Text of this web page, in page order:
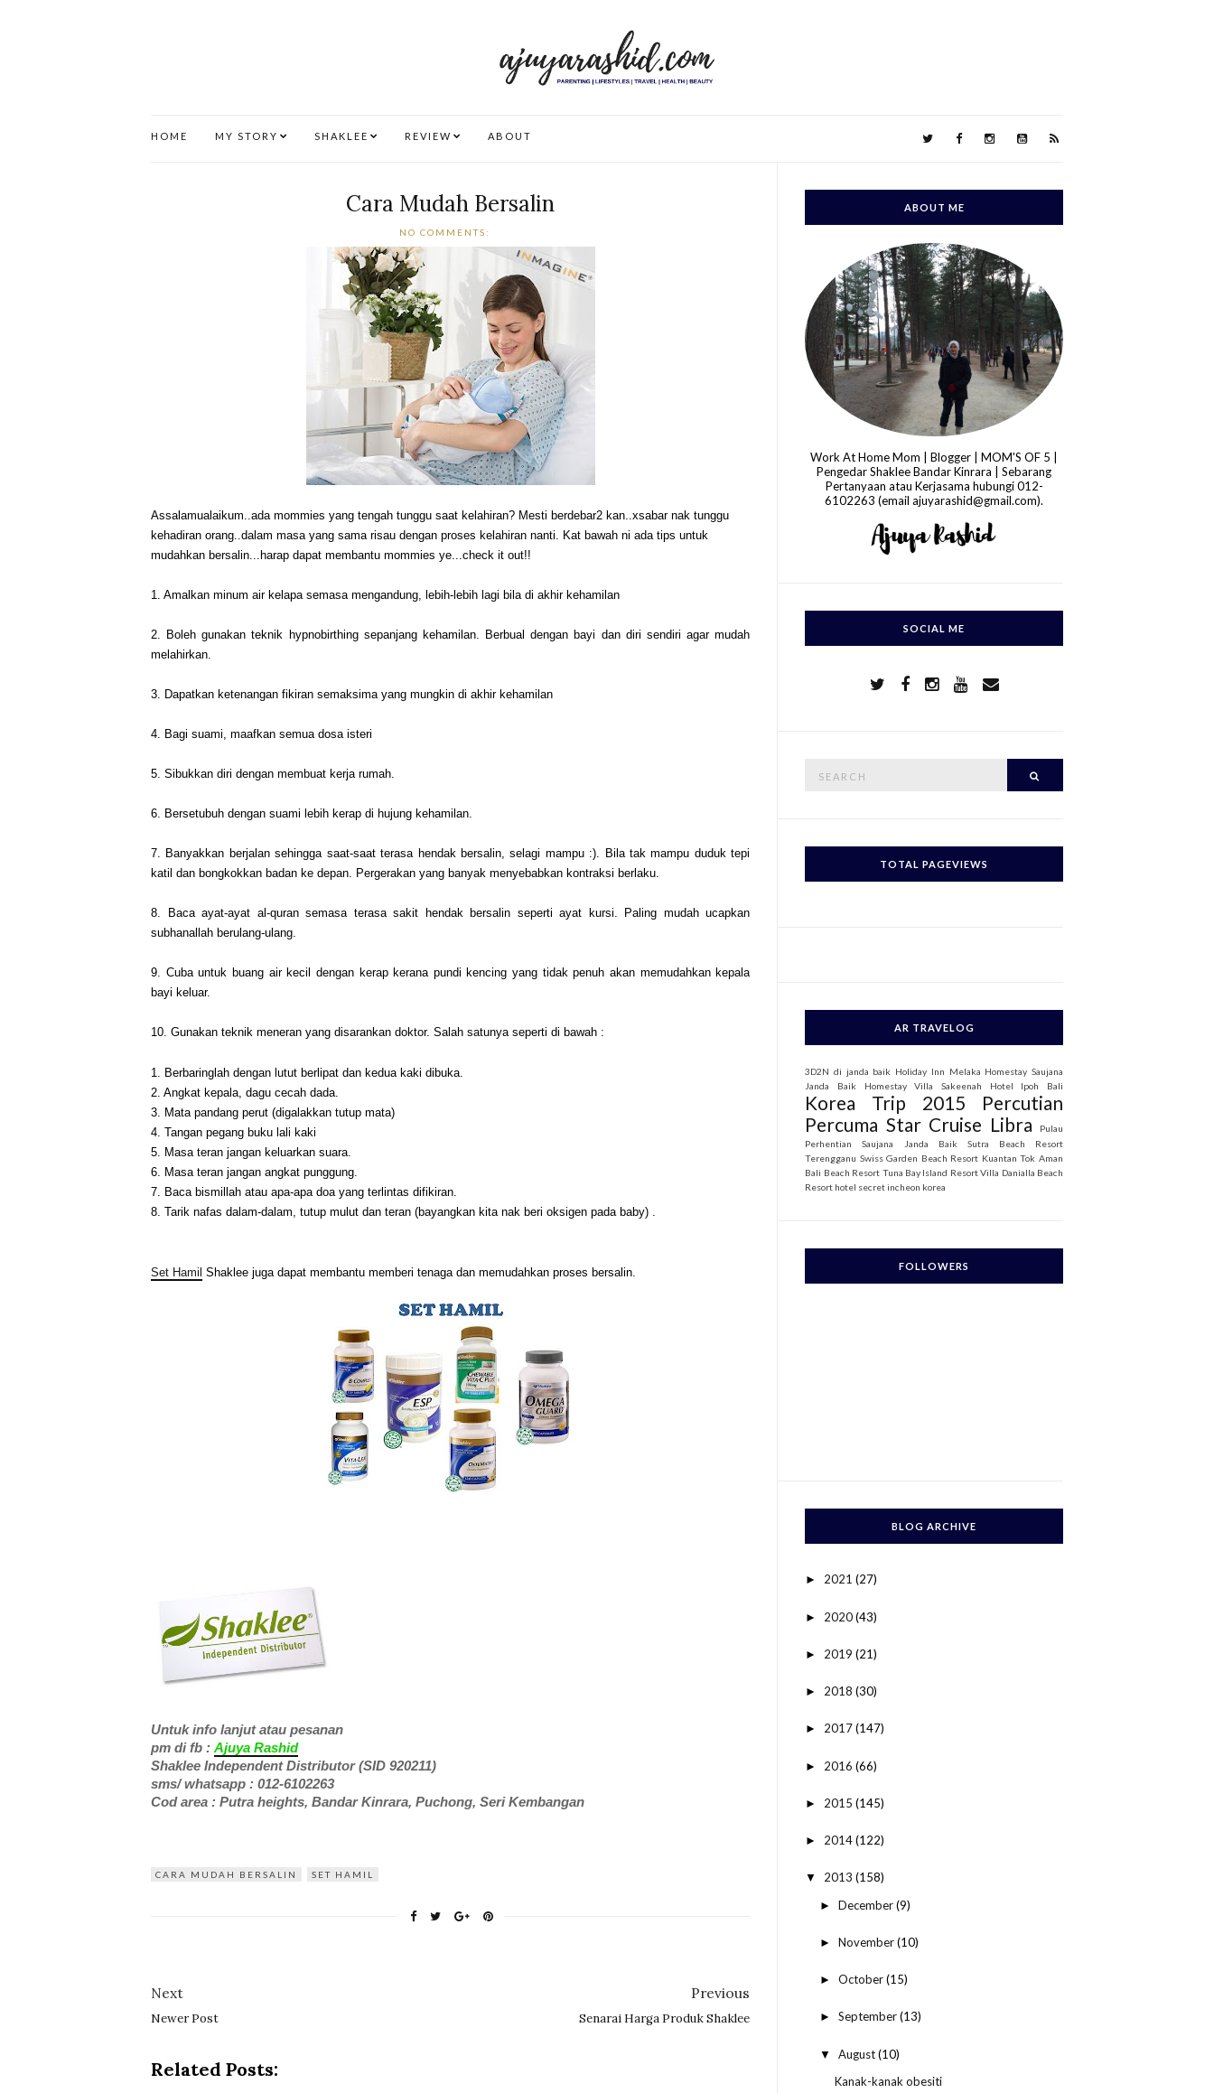
HOME MY STORY SHAKLEE REVIEW ABOUT
Cara Mudah Bersalin
NO COMMENTS:
Assalamualaikum..ada mommies yang tengah tunggu saat kelahiran? Mesti berdebar2 kan..xsabar nak tunggu
kehadiran orang..dalam masa yang sama risau dengan proses kelahiran nanti. Kat bawah ni ada tips untuk
mudahkan bersalin...harap dapat membantu mommies ye...check it out!!
1. Amalkan minum air kelapa semasa mengandung, lebih-lebih lagi bila di akhir kehamilan
2. Boleh gunakan teknik hypnobirthing sepanjang kehamilan. Berbual dengan bayi dan diri sendiri agar mudah
melahirkan.
3. Dapatkan ketenangan fikiran semaksima yang mungkin di akhir kehamilan
4. Bagi suami, maafkan semua dosa isteri
5. Sibukkan diri dengan membuat kerja rumah.
6. Bersetubuh dengan suami lebih kerap di hujung kehamilan.
7. Banyakkan berjalan sehingga saat-saat terasa hendak bersalin, selagi mampu :). Bila tak mampu duduk tepi
katil dan bongkokkan badan ke depan. Pergerakan yang banyak menyebabkan kontraksi berlaku.
8. Baca ayat-ayat al-quran semasa terasa sakit hendak bersalin seperti ayat kursi. Paling mudah ucapkan
subhanallah berulang-ulang.
9. Cuba untuk buang air kecil dengan kerap kerana pundi kencing yang tidak penuh akan memudahkan kepala
bayi keluar.
10. Gunakan teknik meneran yang disarankan doktor. Salah satunya seperti di bawah :
1. Berbaringlah dengan lutut berlipat dan kedua kaki dibuka.
2. Angkat kepala, dagu cecah dada.
3. Mata pandang perut (digalakkan tutup mata)
4. Tangan pegang buku lali kaki
5. Masa teran jangan keluarkan suara.
6. Masa teran jangan angkat punggung.
7. Baca bismillah atau apa-apa doa yang terlintas difikiran.
8. Tarik nafas dalam-dalam, tutup mulut dan teran (bayangkan kita nak beri oksigen pada baby) .
Set Hamil Shaklee juga dapat membantu memberi tenaga dan memudahkan proses bersalin.
Untuk info lanjut atau pesanan
pm di fb : Ajuya Rashid
Shaklee Independent Distributor (SID 920211)
sms/ whatsapp : 012-6102263
Cod area : Putra heights, Bandar Kinrara, Puchong, Seri Kembangan
CARA MUDAH BERSALIN SET HAMIL
Next
Newer Post
Previous
Senarai Harga Produk Shaklee
Related Posts:
ABOUT ME
Work At Home Mom | Blogger | MOM'S OF 5 |
Pengedar Shaklee Bandar Kinrara | Sebarang
Pertanyaan atau Kerjasama hubungi 012-
6102263 (email ajuyarashid@gmail.com).
SOCIAL ME
r
TOTAL PAGEVIEWS
AR TRAVELOG
3D2N di janda baik Holiday Inn Melaka Homestay Saujana
Janda Baik
Homestay Villa Sakeenah Hotel Ipoh Bali
Korea Trip 2015
Percutian
Percuma Star Cruise Libra
Pulau
Perhentian
Saujana Janda Baik
Sutra Beach Resort
Terengganu Swiss Garden Beach Resort Kuantan Tok Aman
Bali Beach Resort Tuna Bay Island Resort Villa Danialla Beach
Resort hotel secret incheon korea
FOLLOWERS
BLOG ARCHIVE
► 2021(27)
► 2020(43)
► 2019(21)
► 2018(30)
► 2017(147)
► 2016(66)
► 2015(145)
► 2014(122)
▼ 2013(158)
► December(9)
► November(10)
► October(15)
► September(13)
▼ August(10)
Kanak-kanak obesiti